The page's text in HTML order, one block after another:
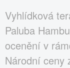
Vyhlídková
Paluba
ocenění v
Národní ceny